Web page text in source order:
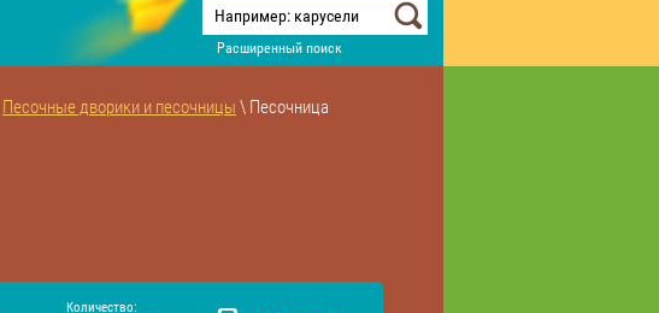
Расширенный поиск
Песочные дворики и песочницы \ Песочница
Количество: